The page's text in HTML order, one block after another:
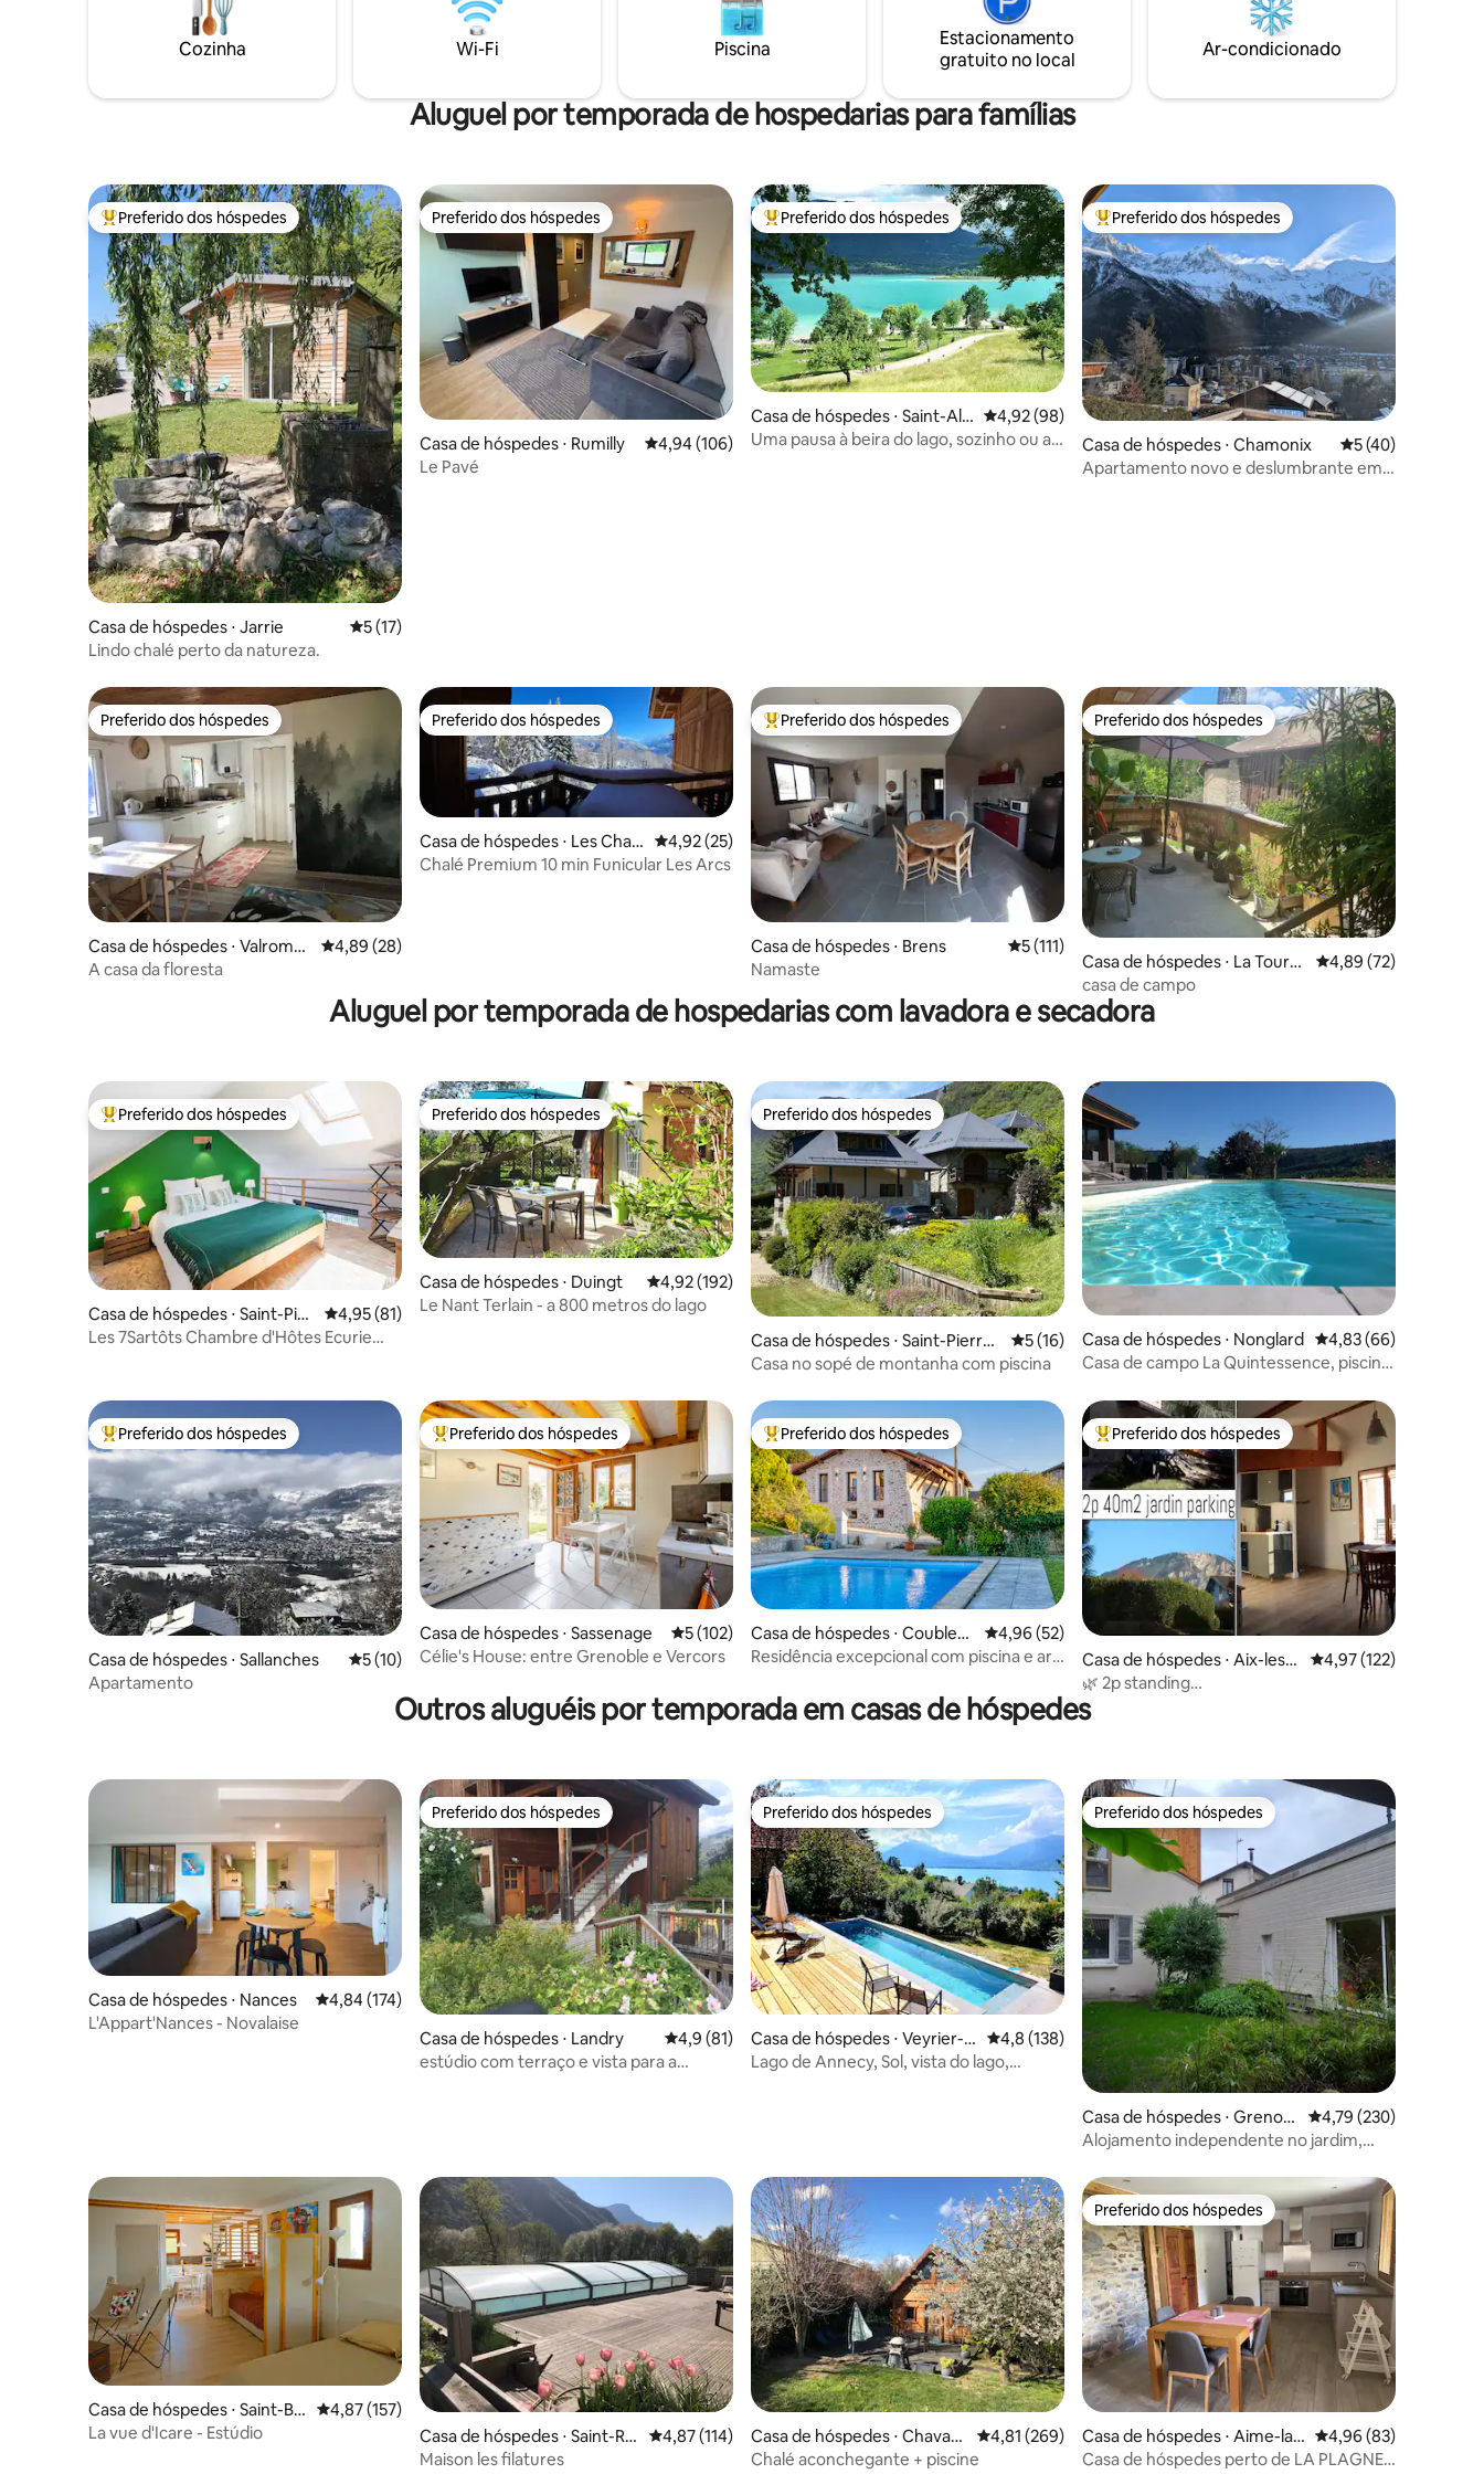
Passy em frente ao Mont Blanc a 5
veio ao lugar certo! Projetado para 4
pessoas (2 camas de casal).
motocicletas. Roupa de cama e toalhas
de banho fornecidas 1º café da manhã
Cozinha Wi-Fi Piscina
Estacionamento
gratuito no local
Ar-condicionado
Aluguel por temporada de hospedarias para famílias
Entre os melhores preferidos dos hóspedes
Preferido dos hóspedes
Casa de hóspedes ⋅ Jarrie 5 de uma avaliação média de 5, 17 avaliações
5 (17)
Lindo chalé perto da natureza.
Preferido dos hóspedes
Preferido dos hóspedes
Casa de hóspedes ⋅ Rumilly 4,94 de uma avaliação média de 5, 106 avaliações
4,94 (106)
Le Pavé
Entre os melhores preferidos dos hóspedes
Preferido dos hóspedes
Casa de hóspedes ⋅ Saint-Alb
an-de-Montbel
4,92 de uma avaliação média de 5, 98 avaliações
4,92 (98)
Uma pausa à beira do lago, sozinho ou a
Entre os melhores preferidos dos hóspedes
Preferido dos hóspedes
Casa de hóspedes ⋅ Chamonix 5 de uma
5 (40)
Apartamento novo e deslumbrante em
Preferido dos hóspedes
Preferido dos hóspedes
Casa de hóspedes ⋅ Valromey
-sur-Séran
4,89 de uma avaliação média de 5, 28 avaliações
4,89 (28)
A casa da floresta
Preferido dos hóspedes
Preferido dos hóspedes
Casa de hóspedes ⋅ Les Chap
elles
4,92 de uma avaliação média de 5, 25 avaliações
4,92 (25)
Chalé Premium 10 min Funicular Les Arcs
Entre os melhores preferidos dos hóspedes
Preferido dos hóspedes
Casa de hóspedes ⋅ Brens 5 de uma avaliação média de 5, 111 avaliações
5 (111)
Namaste
Preferido dos hóspedes
Preferido dos hóspedes
Casa de hóspedes ⋅ La Tour-e
n-Maurienne
4,89 de uma
4,89 (72)
casa de campo
Aluguel por temporada de hospedarias com lavadora e secadora
Entre os melhores preferidos dos hóspedes
Preferido dos hóspedes
Casa de hóspedes ⋅ Saint-Pier
re-d'Albigny
4,95 de uma avaliação média de 5, 81 avaliações
4,95 (81)
Les 7Sartôts Chambre d'Hôtes Ecurie
Preferido dos hóspedes
Preferido dos hóspedes
Casa de hóspedes ⋅ Duingt 4,92 de uma avaliação média de 5, 192 avaliações
4,92 (192)
Le Nant Terlain - a 800 metros do lago
Preferido dos hóspedes
Preferido dos hóspedes
Casa de hóspedes ⋅ Saint-Pierre-
d'Albigny
5 de uma avaliação média de 5, 16 avaliações
5 (16)
Casa no sopé de montanha com piscina
Casa de hóspedes ⋅ Nonglard 4,83 de uma
4,83 (66)
Casa de campo La Quintessence, piscina
Entre os melhores preferidos dos hóspedes
Preferido dos hóspedes
Casa de hóspedes ⋅ Sallanches 5 de uma avaliação média de 5, 10 avaliações
5 (10)
Apartamento
Entre os melhores preferidos dos hóspedes
Preferido dos hóspedes
Casa de hóspedes ⋅ Sassenage 5 de uma avaliação média de 5, 102 avaliações
5 (102)
Célie's House: entre Grenoble e Vercors
Entre os melhores preferidos dos hóspedes
Preferido dos hóspedes
Casa de hóspedes ⋅ Coublevi
e
4,96 de uma avaliação média de 5, 52 avaliações
4,96 (52)
Residência excepcional com piscina e ar-
Entre os melhores preferidos dos hóspedes
Preferido dos hóspedes
Casa de hóspedes ⋅ Aix-les-B
ains
4,97 de uma avaliação
4,97 (122)
🌿 2p standing
40m²/jardim/estacionamento perto de
termas
Outros aluguéis por temporada em casas de hóspedes
Casa de hóspedes ⋅ Nances 4,84 de uma avaliação média de 5, 174 avaliações
4,84 (174)
L'Appart'Nances - Novalaise
Preferido dos hóspedes
Preferido dos hóspedes
Casa de hóspedes ⋅ Landry 4,9 de uma avaliação média de 5, 81 avaliações
4,9 (81)
estúdio com terraço e vista para a
Preferido dos hóspedes
Preferido dos hóspedes
Casa de hóspedes ⋅ Veyrier-d
u-Lac
4,8 de uma avaliação média de 5, 138 avaliações
4,8 (138)
Lago de Annecy, Sol, vista do lago,
Preferido dos hóspedes
Preferido dos hóspedes
Casa de hóspedes ⋅ Grenobl
e
4,79 de uma avaliação
4,79 (230)
Alojamento independente no jardim,
Casa de hóspedes ⋅ Saint-Be
rnard
4,87 de uma avaliação média de 5, 157 avaliações
4,87 (157)
La vue d'Icare - Estúdio
Casa de hóspedes ⋅ Saint-Ré
my-de-Maurienne
4,87 de uma avaliação média de 5, 114 avaliações
4,87 (114)
Maison les filatures
Casa de hóspedes ⋅ Chavan
od
4,81 de uma avaliação média de 5, 269 avaliações
4,81 (269)
Chalé aconchegante + piscine
Preferido dos hóspedes
Preferido dos hóspedes
Casa de hóspedes ⋅ Aime-la-
Plagne
4,96 de uma
4,96 (83)
Casa de hóspedes perto de LA PLAGNE